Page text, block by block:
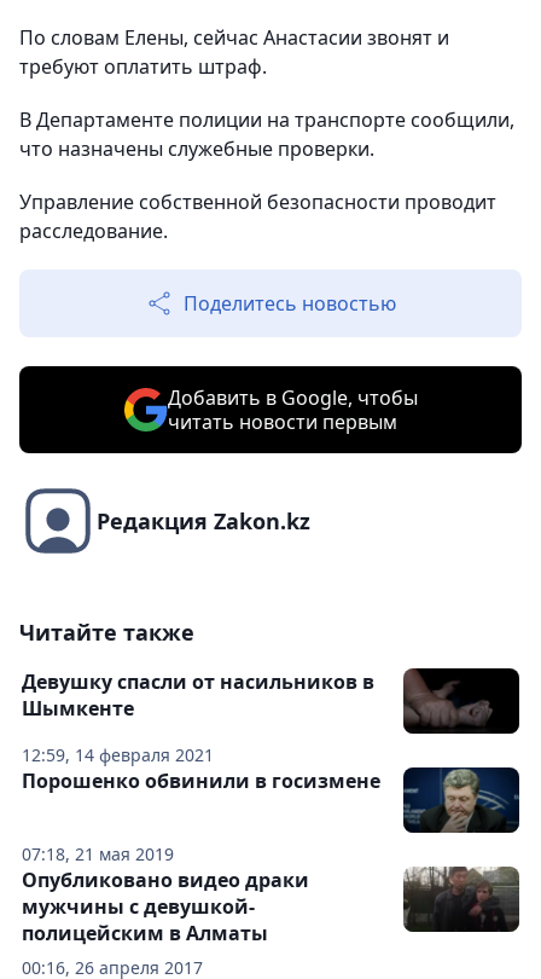
По словам Елены, сейчас Анастасии звонят и
требуют оплатить штраф.
В Департаменте полиции на транспорте сообщили,
что назначены служебные проверки.
Управление собственной безопасности проводит
расследование.
Поделитесь новостью
Добавить в Google, чтобы
читать новости первым
Редакция Zakon.kz
Читайте также
12:59, 14 февраля 2021
Девушку спасли от насильников в
Шымкенте
07:18, 21 мая 2019
Порошенко обвинили в госизмене
00:16, 26 апреля 2017
Опубликовано видео драки
мужчины с девушкой-
полицейским в Алматы